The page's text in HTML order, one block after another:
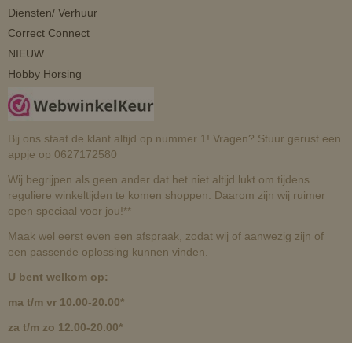
Diensten/ Verhuur
Correct Connect
NIEUW
Hobby Horsing
Bij ons staat de klant altijd op nummer 1! Vragen? Stuur gerust een
appje op 0627172580
Wij begrijpen als geen ander dat het niet altijd lukt om tijdens
reguliere winkeltijden te komen shoppen. Daarom zijn wij ruimer
open speciaal voor jou!**
Maak wel eerst even een afspraak, zodat wij of aanwezig zijn of
een passende oplossing kunnen vinden.
U bent welkom op:
ma t/m vr 10.00-20.00*
za t/m zo 12.00-20.00*